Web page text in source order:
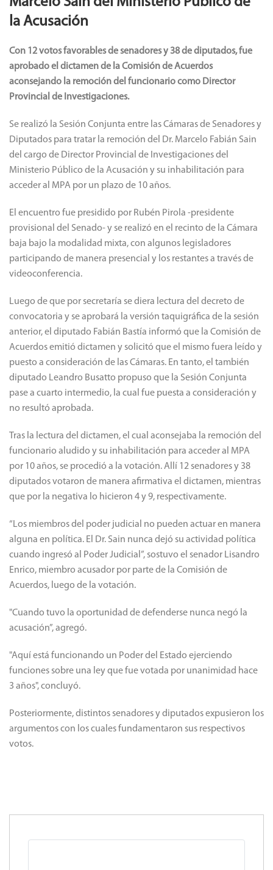
la Acusación
Con 12 votos favorables de senadores y 38 de diputados, fue
aprobado el dictamen de la Comisión de Acuerdos
aconsejando la remoción del funcionario como Director
Provincial de Investigaciones.
Se realizó la Sesión Conjunta entre las Cámaras de Senadores y
Diputados para tratar la remoción del Dr. Marcelo Fabián Sain
del cargo de Director Provincial de Investigaciones del
Ministerio Público de la Acusación y su inhabilitación para
acceder al MPA por un plazo de 10 años.
El encuentro fue presidido por Rubén Pirola -presidente
provisional del Senado- y se realizó en el recinto de la Cámara
baja bajo la modalidad mixta, con algunos legisladores
participando de manera presencial y los restantes a través de
videoconferencia.
Luego de que por secretaría se diera lectura del decreto de
convocatoria y se aprobará la versión taquigráfica de la sesión
anterior, el diputado Fabián Bastía informó que la Comisión de
Acuerdos emitió dictamen y solicitó que el mismo fuera leído y
puesto a consideración de las Cámaras. En tanto, el también
diputado Leandro Busatto propuso que la Sesión Conjunta
pase a cuarto intermedio, la cual fue puesta a consideración y
no resultó aprobada.
Tras la lectura del dictamen, el cual aconsejaba la remoción del
funcionario aludido y su inhabilitación para acceder al MPA
por 10 años, se procedió a la votación. Allí 12 senadores y 38
diputados votaron de manera afirmativa el dictamen, mientras
que por la negativa lo hicieron 4 y 9, respectivamente.
“Los miembros del poder judicial no pueden actuar en manera
alguna en política. El Dr. Sain nunca dejó su actividad política
cuando ingresó al Poder Judicial”, sostuvo el senador Lisandro
Enrico, miembro acusador por parte de la Comisión de
Acuerdos, luego de la votación.
"Cuando tuvo la oportunidad de defenderse nunca negó la
acusación”, agregó.
"Aquí está funcionando un Poder del Estado ejerciendo
funciones sobre una ley que fue votada por unanimidad hace
3 años", concluyó.
Posteriormente, distintos senadores y diputados expusieron los
argumentos con los cuales fundamentaron sus respectivos
votos.